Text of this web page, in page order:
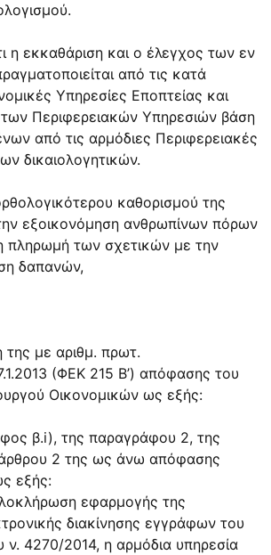
η εκκαθάριση και ο έλεγχος των εν
από τις κατά
Υπηρεσίες Εποπτείας και
Περιφερειακών Υπηρεσιών βάση
από τις αρμόδιες Περιφερειακές
δικαιολογητικών.
καθορισμού της
την εξοικονόμηση ανθρωπίνων πόρων
πληρωμή των σχετικών με την
δαπανών,
της με αριθμ. πρωτ.
(ΦΕΚ 215 Β’) απόφασης του
Οικονομικών ως εξής:
β.i), της παραγράφου 2, της
2 της ως άνω απόφασης
εξής:
εφαρμογής της
διακίνησης εγγράφων του
4270/2014, η αρμόδια υπηρεσία